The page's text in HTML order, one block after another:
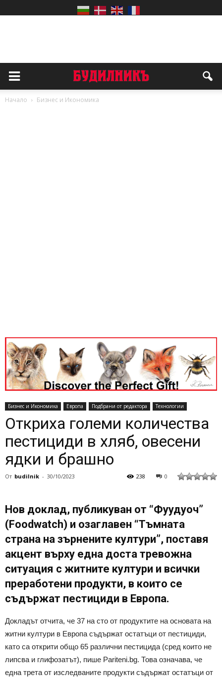
Начало Бизнес и Икономика
Бизнес и Икономика Европа Подбрани от редактора Технологии
Откриха големи количества
пестициди в хляб, овесени
ядки и брашно
От budilnik - 30/10/2023 0
238
Нов доклад, публикуван от “Фуудуоч”
(Foodwatch) и озаглавен “Тъмната
страна на зърнените култури”, поставя
акцент върху една доста тревожна
ситуация с житните култури и всички
преработени продукти, в които се
съдържат пестициди в Европа.
Докладът отчита, че 37 на сто от продуктите на основата на
житни култури в Европа съдържат остатъци от пестициди,
като са открити общо 65 различни пестицидa (сред които не
липсва и глифозатът), пише Pariteni.bg. Това означава, че
една трета от изследваните продукти съдържат остатъци от